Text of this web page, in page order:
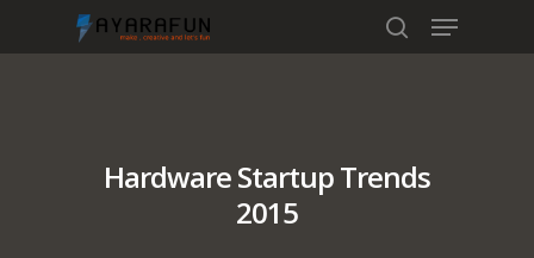
Hardware Startup Trends
2015